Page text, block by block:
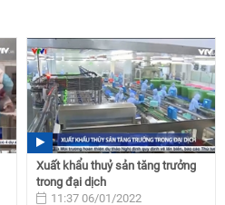
Xuất khẩu thuỷ sản tăng trưởng
trong đại dịch
11:37 06/01/2022